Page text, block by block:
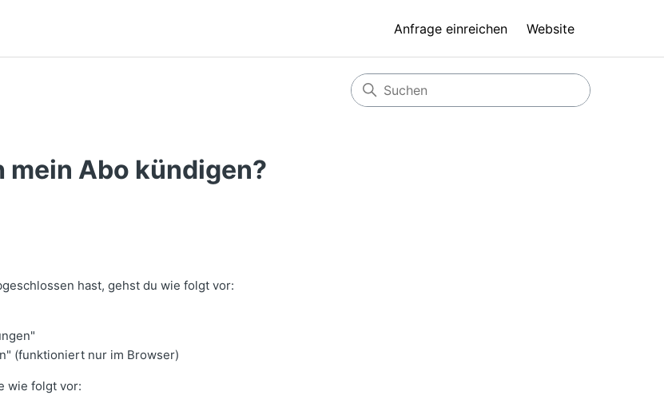
Anfrage einreichen Website
mein Abo kündigen?
hast, gehst du wie folgt vor:
(funktioniert nur im Browser)
wie folgt vor: